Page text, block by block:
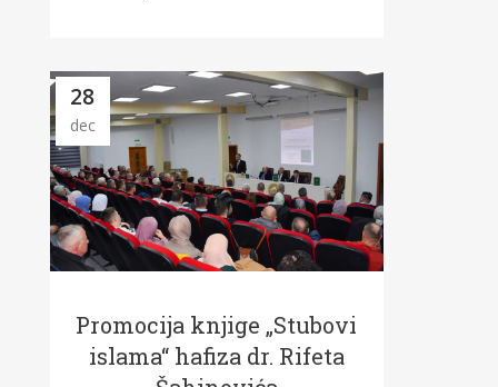
28
dec
Promocija knjige „Stubovi
islama“ hafiza dr. Rifeta